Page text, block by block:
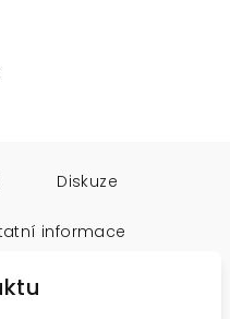
Diskuze
informace